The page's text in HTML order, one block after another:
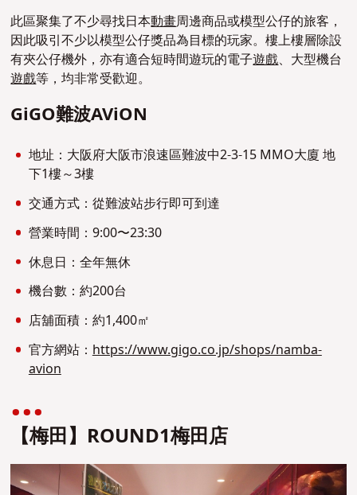
此區聚集了不少尋找日本動畫周邊商品或模型公仔的旅客，
因此吸引不少以模型公仔獎品為目標的玩家。樓上樓層除設
有夾公仔機外，亦有適合短時間遊玩的電子遊戲、大型機台
遊戲等，均非常受歡迎。
GiGO難波AViON
地址：大阪府大阪市浪速區難波中2-3-15 MMO大廈 地
下1樓～3樓
交通方式：從難波站步行即可到達
營業時間：9:00〜23:30
休息日：全年無休
機台數：約200台
店舖面積：約1,400㎡
官方網站：https://www.gigo.co.jp/shops/namba-
avion
【梅田】ROUND1梅田店